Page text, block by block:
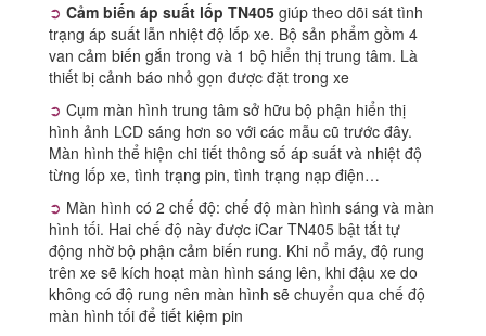
➲ Cảm biến áp suất lốp TN405 giúp theo dõi sát tình
trạng áp suất lẫn nhiệt độ lốp xe. Bộ sản phẩm gồm 4
van cảm biến gắn trong và 1 bộ hiển thị trung tâm. Là
thiết bị cảnh báo nhỏ gọn được đặt trong xe
➲ Cụm màn hình trung tâm sở hữu bộ phận hiển thị
hình ảnh LCD sáng hơn so với các mẫu cũ trước đây.
Màn hình thể hiện chi tiết thông số áp suất và nhiệt độ
từng lốp xe, tình trạng pin, tình trạng nạp điện…
➲ Màn hình có 2 chế độ: chế độ màn hình sáng và màn
hình tối. Hai chế độ này được iCar TN405 bật tắt tự
động nhờ bộ phận cảm biến rung. Khi nổ máy, độ rung
trên xe sẽ kích hoạt màn hình sáng lên, khi đậu xe do
không có độ rung nên màn hình sẽ chuyển qua chế độ
màn hình tối để tiết kiệm pin